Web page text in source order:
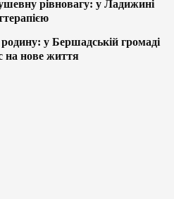
рівновагу: у Ладижині
у Бершадській громаді
на нове життя